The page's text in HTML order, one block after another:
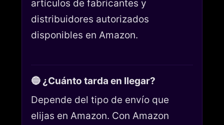
artículos de fabricantes y
distribuidores autorizados
disponibles en Amazon.
🔵 ¿Cuánto tarda en llegar?
Depende del tipo de envío que
elijas en Amazon. Con Amazon